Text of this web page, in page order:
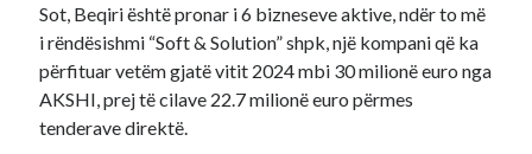
Sot, Beqiri është pronar i 6 bizneseve aktive, ndër to më
i rëndësishmi “Soft & Solution” shpk, një kompani që ka
përfituar vetëm gjatë vitit 2024 mbi 30 milionë euro nga
AKSHI, prej të cilave 22.7 milionë euro përmes
tenderave direktë.